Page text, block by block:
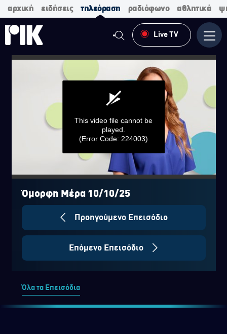
αρχική ειδήσεις τηλεόραση ραδιόφωνο αθλητικά
Live TV
0
seconds
seconds
This video file cannot be
played.
(Error Code: 224003)
Όμορφη Μέρα 10/10/25
Προηγούμενο Επεισόδιο
Επόμενο Επεισόδιο
Όλα τα Επεισόδια